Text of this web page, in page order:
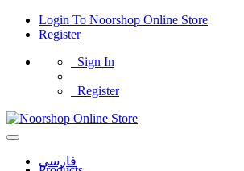
Login To Noorshop Online Store
Register
Sign In
Register
فارسی